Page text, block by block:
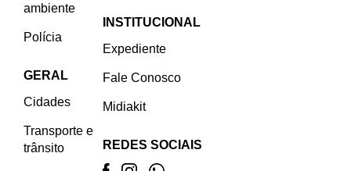
ambiente
Polícia
GERAL
Cidades
Transporte e
trânsito
INSTITUCIONAL
Expediente
Fale Conosco
Midiakit
REDES SOCIAIS